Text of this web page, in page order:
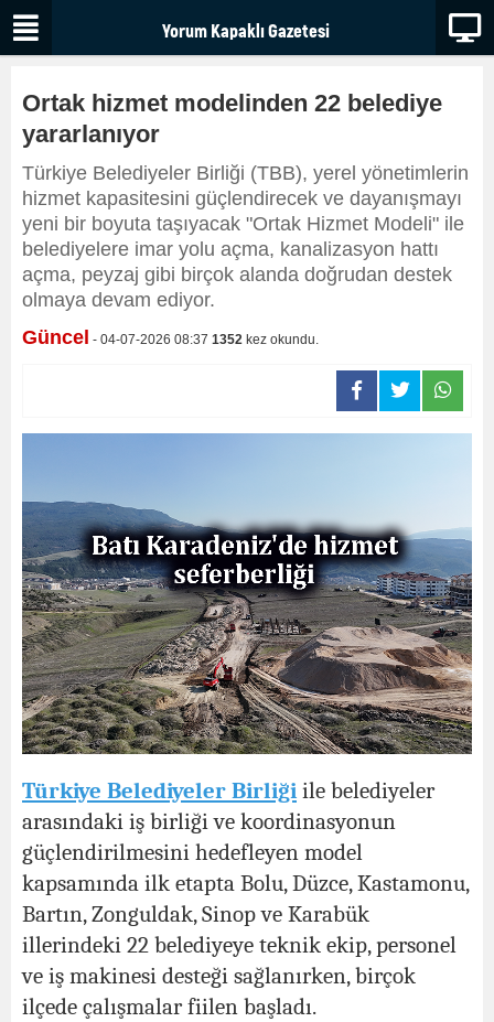
Ortak hizmet modelinden 22 belediye
yararlanıyor
Türkiye Belediyeler Birliği (TBB), yerel yönetimlerin
hizmet kapasitesini güçlendirecek ve dayanışmayı
yeni bir boyuta taşıyacak "Ortak Hizmet Modeli" ile
belediyelere imar yolu açma, kanalizasyon hattı
açma, peyzaj gibi birçok alanda doğrudan destek
olmaya devam ediyor.
Güncel - 04-07-2026 08:37 1352 kez okundu.
Türkiye Belediyeler Birliği ile belediyeler
arasındaki iş birliği ve koordinasyonun
güçlendirilmesini hedefleyen model
kapsamında ilk etapta Bolu, Düzce, Kastamonu,
Bartın, Zonguldak, Sinop ve Karabük
illerindeki 22 belediyeye teknik ekip, personel
ve iş makinesi desteği sağlanırken, birçok
ilçede çalışmalar fiilen başladı.